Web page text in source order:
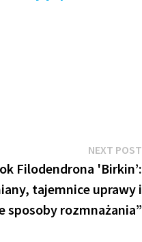
NEXT POST
Filodendrona 'Birkin’:
tajemnice uprawy i
sposoby rozmnażania”